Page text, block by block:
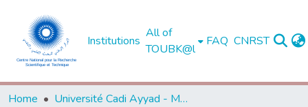
Institutions
All of
TOUBK@l
FAQ CNRST
Home
Université Cadi Ayyad - Marrakech